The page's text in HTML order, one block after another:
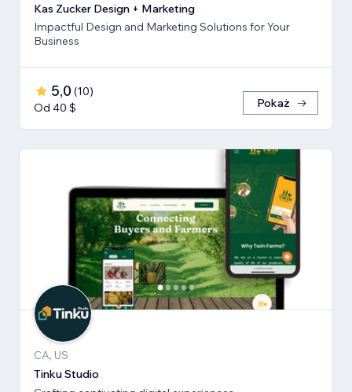
Kas Zucker Design + Marketing
Impactful Design and Marketing Solutions for Your
Business
5,0 (10)
Od 40 $
Pokaż
CA, US
Tinku Studio